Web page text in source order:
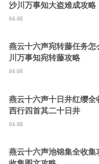
沙川万事知大盗难成攻略
04-08
燕云十六声宛转藤任务怎
川万事知宛转藤攻略
04-08
燕云十六声十日井红缨全
西行四首其二十日井
04-08
燕云十六声池锦集全收集